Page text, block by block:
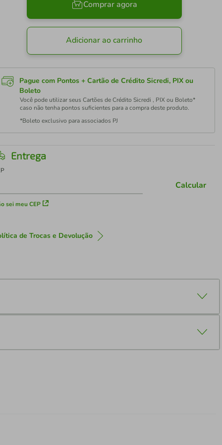
Comprar agora
Adicionar ao carrinho
Pague com Pontos + Cartão de Crédito Sicredi, PIX ou
Boleto
Você pode utilizar seus Cartões de Crédito Sicredi , PIX ou Boleto*
caso não tenha pontos suficientes para a compra deste produto.
*Boleto exclusivo para associados PJ
Entrega
sei meu CEP
Calcular
de Trocas e Devolução